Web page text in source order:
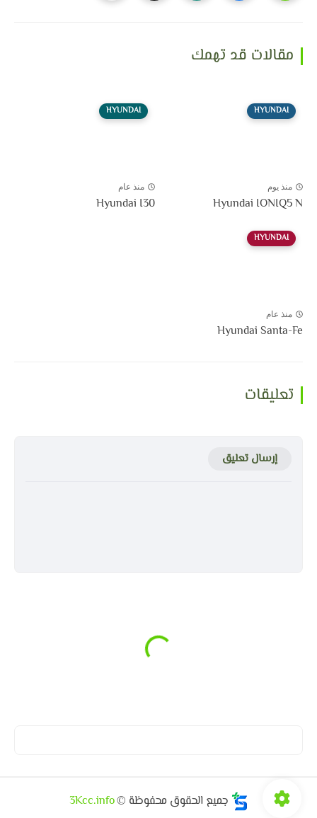
مقالات قد تهمك
HYUNDAI
منذ يوم
Hyundai IONIQ5 N
HYUNDAI
منذ عام
Hyundai I30
HYUNDAI
منذ عام
Hyundai Santa-Fe
تعليقات
إرسال تعليق
جميع الحقوق محفوظة ©3Kcc.info